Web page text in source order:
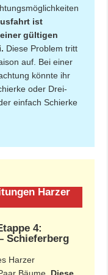
ist
gültigen
Diese Problem tritt
auf. Bei einer
könnte ihr
oder Drei-
einfach Schierke
Harzer
4:
Schieferberg
Harzer
Bäume. Diese